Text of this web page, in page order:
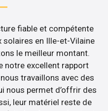
fiable et compétente
solaires en Ille-et-Vilaine
le meilleur montant.
notre excellent rapport
travaillons avec des
nous permet d’offrir des
leur matériel reste de